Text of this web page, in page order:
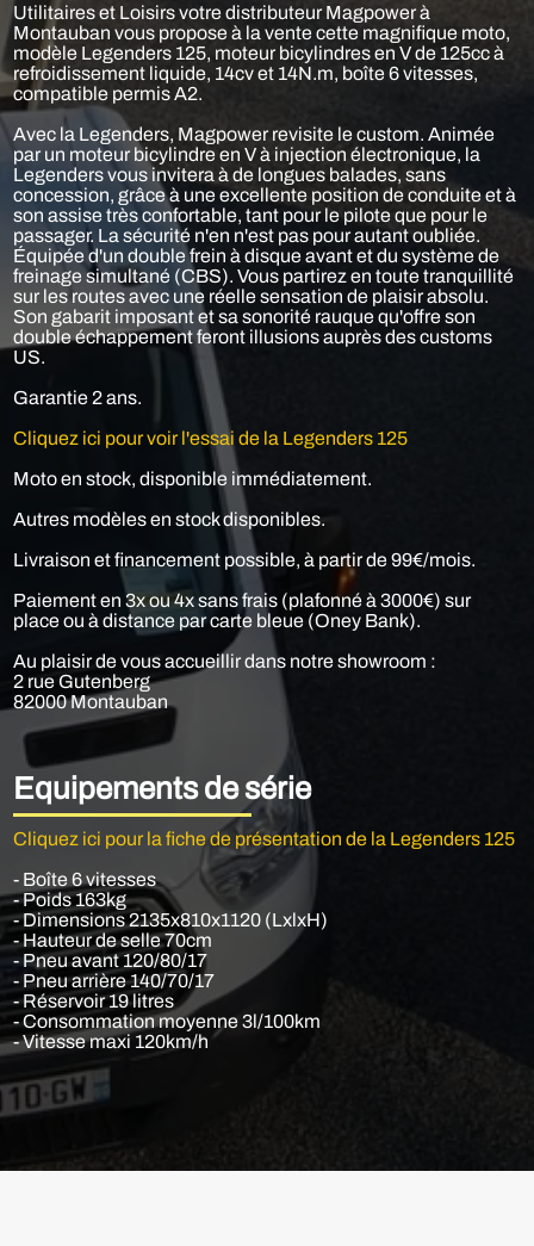
Utilitaires et Loisirs votre distributeur Magpower à
Montauban vous propose à la vente cette magnifique moto,
modèle Legenders 125, moteur bicylindres en V de 125cc à
refroidissement liquide, 14cv et 14N.m, boîte 6 vitesses,
compatible permis A2.
Avec la Legenders, Magpower revisite le custom. Animée
par un moteur bicylindre en V à injection électronique, la
Legenders vous invitera à de longues balades, sans
concession, grâce à une excellente position de conduite et à
son assise très confortable, tant pour le pilote que pour le
passager. La sécurité n'en n'est pas pour autant oubliée.
Équipée d'un double frein à disque avant et du système de
freinage simultané (CBS). Vous partirez en toute tranquillité
sur les routes avec une réelle sensation de plaisir absolu.
Son gabarit imposant et sa sonorité rauque qu'offre son
double échappement feront illusions auprès des customs
US.
Garantie 2 ans.
Cliquez ici pour voir l'essai de la Legenders 125
Moto en stock, disponible immédiatement.
Autres modèles en stock disponibles.
Livraison et financement possible, à partir de 99€/mois.
Paiement en 3x ou 4x sans frais (plafonné à 3000€) sur
place ou à distance par carte bleue (Oney Bank).
Au plaisir de vous accueillir dans notre showroom :
2 rue Gutenberg
82000 Montauban
Equipements de série
Cliquez ici pour la fiche de présentation de la Legenders 125
- Boîte 6 vitesses
- Poids 163kg
- Dimensions 2135x810x1120 (LxlxH)
- Hauteur de selle 70cm
- Pneu avant 120/80/17
- Pneu arrière 140/70/17
- Réservoir 19 litres
- Consommation moyenne 3l/100km
- Vitesse maxi 120km/h